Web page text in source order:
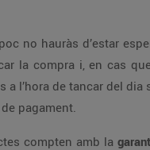
no hauràs d’estar
la compra i, en cas
a l’hora de tancar del dia
pagament.
compten amb la